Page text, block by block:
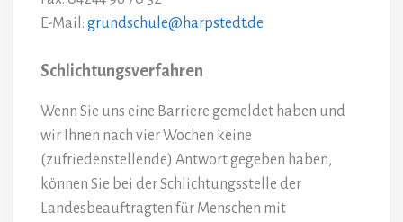
E-Mail: grundschule@harpstedt.de
Schlichtungsverfahren
Wenn Sie uns eine Barriere gemeldet haben und
wir Ihnen nach vier Wochen keine
(zufriedenstellende) Antwort gegeben haben,
können Sie bei der Schlichtungsstelle der
Landesbeauftragten für Menschen mit